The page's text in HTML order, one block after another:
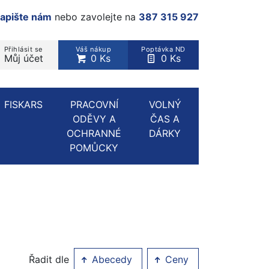
nám nebo zavolejte na 387 315 927
Přihlásit se
Můj účet
Váš nákup
0 Ks
Poptávka ND
0 Ks
kategorie...
FISKARS
PRACOVNÍ
ODĚVY A
OCHRANNÉ
POMŮCKY
VOLNÝ
ČAS A
DÁRKY
Řadit dle Abecedy Ceny